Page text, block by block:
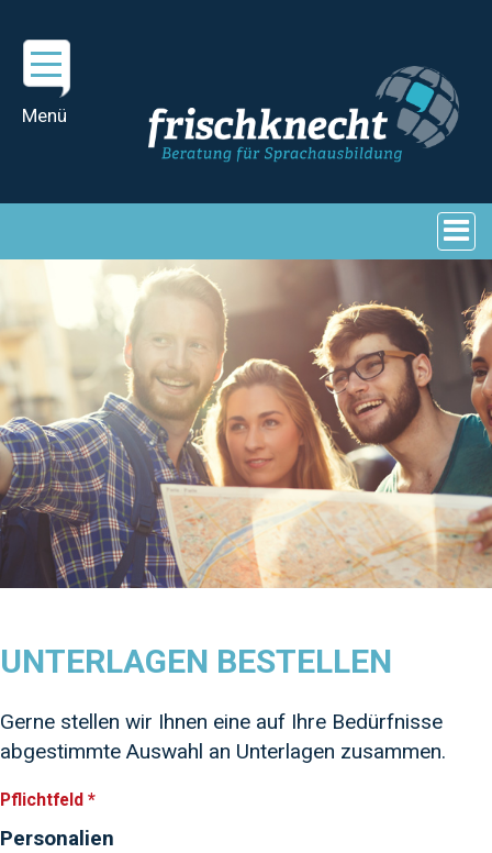
UNTERLAGEN BESTELLEN
Gerne stellen wir Ihnen eine auf Ihre Bedürfnisse
abgestimmte Auswahl an Unterlagen zusammen.
Pflichtfeld *
Personalien